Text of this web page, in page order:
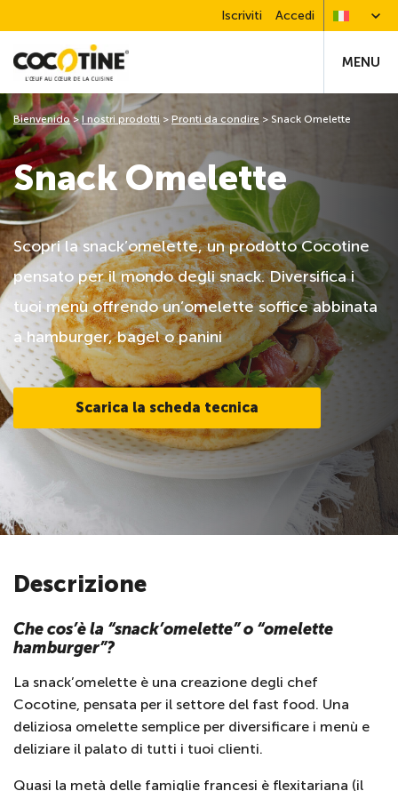
Iscriviti Accedi
MENU
Snack Omelette
Scopri la snack’omelette, un prodotto Cocotine
pensato per il mondo degli snack. Diversifica i
tuoi menù offrendo un’omelette soffice abbinata
a hamburger, bagel o panini
Scarica la scheda tecnica
Bienvenido> I nostri prodotti > Pronti da condire > Snack Omelette
Descrizione
Che cos’è la “snack’omelette” o “omelette
hamburger”?
La snack’omelette è una creazione degli chef
Cocotine, pensata per il settore del fast food. Una
deliziosa omelette semplice per diversificare i menù e
deliziare il palato di tutti i tuoi clienti.
Quasi la metà delle famiglie francesi è flexitariana (il